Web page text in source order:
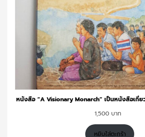
หนังสือ “A Visionary Monarch” เป็นหนังสือเกี่
1,500
หยิบใส่ตะกร้า